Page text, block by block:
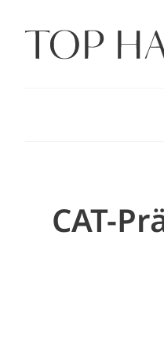
Inhalt
springen
CAT-